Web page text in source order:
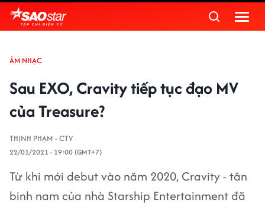
ÂM NHẠC
Sau EXO, Cravity tiếp tục đạo MV
của Treasure?
THỊNH PHẠM - CTV
22/01/2021 - 19:00 (GMT+7)
Từ khi mới debut vào năm 2020, Cravity - tân
binh nam của nhà Starship Entertainment đã